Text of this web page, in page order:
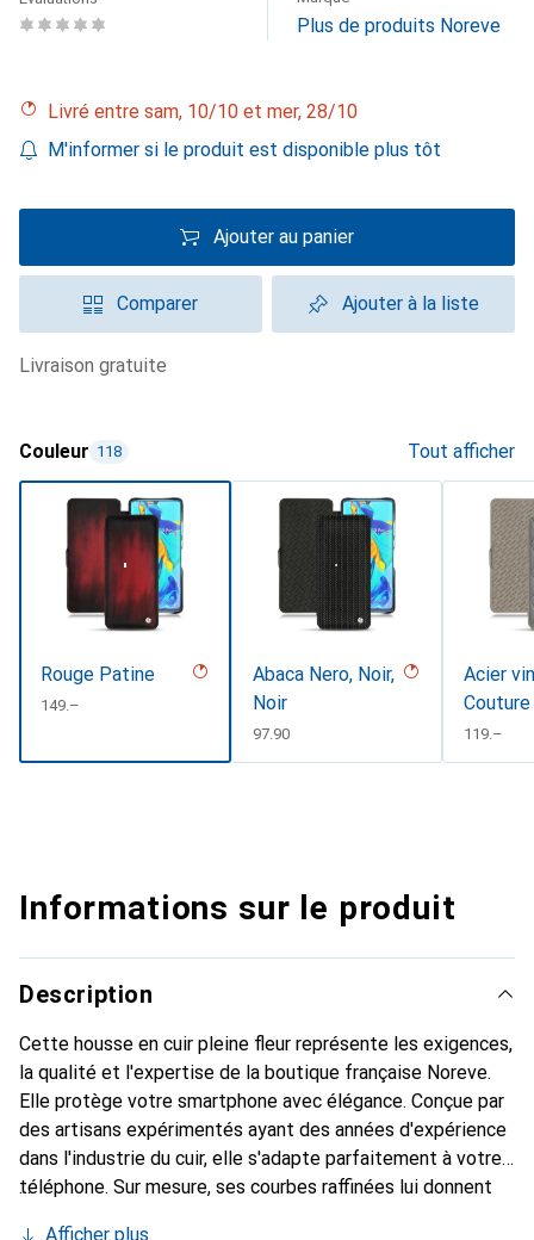
Plus de produits Noreve
Livré entre sam, 10/10 et mer, 28/10
M'informer si le produit est disponible plus tôt
Ajouter au panier
Comparer Ajouter à la liste
livraison gratuite
Couleur 118 Tout afficher
Rouge Patine
CHF
149.–
Abaca Nero, Noir,
Noir
CHF
97.90
Acier
Couture
CHF
119.–
Informations sur le produit
Description
Cette housse en cuir pleine fleur représente les exigences,
la qualité et l'expertise de la boutique française Noreve.
Elle protège votre smartphone avec élégance. Conçue par
des artisans expérimentés ayant des années d'expérience
dans l'industrie du cuir, elle s'adapte parfaitement à votre
téléphone. Sur mesure, ses courbes raffinées lui donnent
Afficher plus